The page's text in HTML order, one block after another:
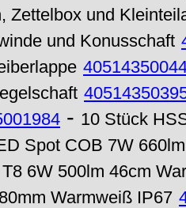
Zettelbox und
und Konusschaft
- 10 Stück
Spot COB 7W
6W 500lm 46cm
Warmweiß IP67